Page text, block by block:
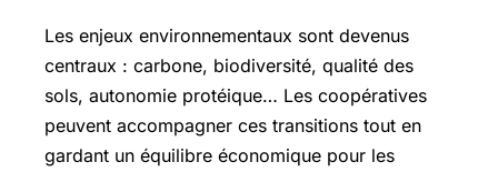
Les enjeux environnementaux sont devenus
centraux : carbone, biodiversité, qualité des
sols, autonomie protéique… Les coopératives
peuvent accompagner ces transitions tout en
gardant un équilibre économique pour les